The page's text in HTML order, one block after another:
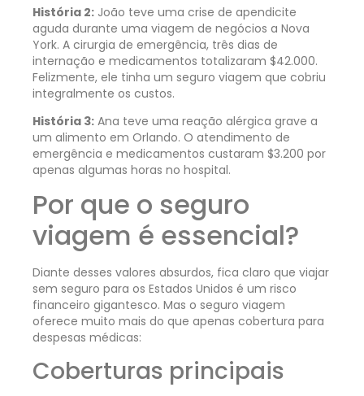
História 2: João teve uma crise de apendicite
aguda durante uma viagem de negócios a Nova
York. A cirurgia de emergência, três dias de
internação e medicamentos totalizaram $42.000.
Felizmente, ele tinha um seguro viagem que cobriu
integralmente os custos.
História 3: Ana teve uma reação alérgica grave a
um alimento em Orlando. O atendimento de
emergência e medicamentos custaram $3.200 por
apenas algumas horas no hospital.
Por que o seguro
viagem é essencial?
Diante desses valores absurdos, fica claro que viajar
sem seguro para os Estados Unidos é um risco
financeiro gigantesco. Mas o seguro viagem
oferece muito mais do que apenas cobertura para
despesas médicas:
Coberturas principais